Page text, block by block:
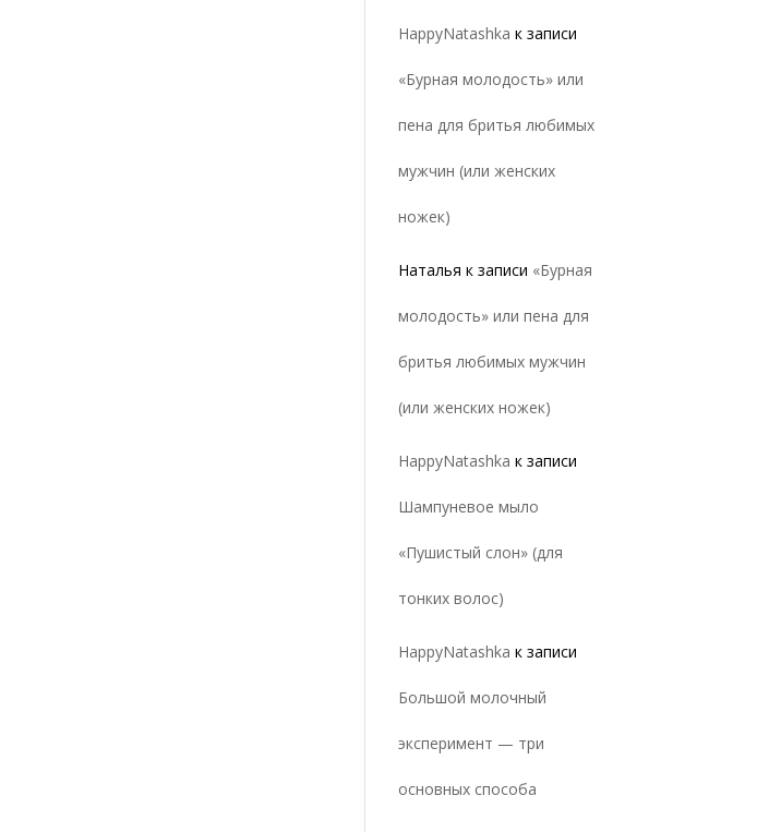
HappyNatashka к записи
«Бурная молодость» или
пена для бритья любимых
мужчин (или женских
ножек)
Наталья к записи «Бурная
молодость» или пена для
бритья любимых мужчин
(или женских ножек)
HappyNatashka к записи
Шампуневое мыло
«Пушистый слон» (для
тонких волос)
HappyNatashka к записи
Большой молочный
эксперимент — три
основных способа